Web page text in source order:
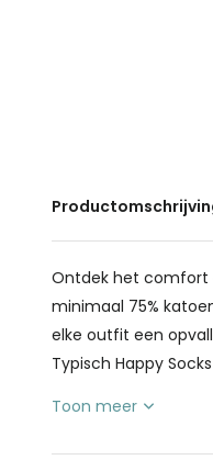
Ontdek het comfort
minimaal 75%
elke outfit een
Typisch Happy
Toon meer